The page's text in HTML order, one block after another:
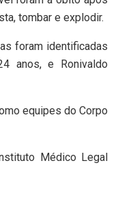
tombar e explodir.
foram identificadas
anos, e Ronivaldo
equipes do Corpo
Médico Legal